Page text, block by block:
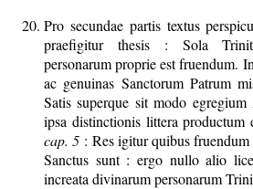
Pro secundae partis textus
praefigitur thesis : Sola
personarum proprie est fruendum.
ac genuinas Sanctorum Patrum
Satis superque sit modo
ipsa distinctionis littera productum
cap. 5 : Res igitur quibus
Sanctus sunt : ergo nullo alio
increata divinarum personarum